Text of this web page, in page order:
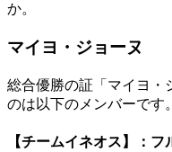
か。
マイヨ・ジョーヌ
総合優勝の証「マイヨ・
のは以下のメンバーです。
【チームイネオス】：